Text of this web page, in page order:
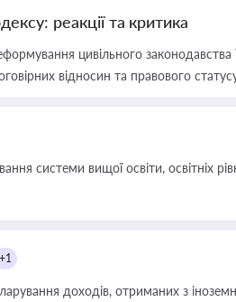
реакції та критика
цивільного
відносин та правового
системи вищої освіти, освітніх
+1
доходів, отриманих з